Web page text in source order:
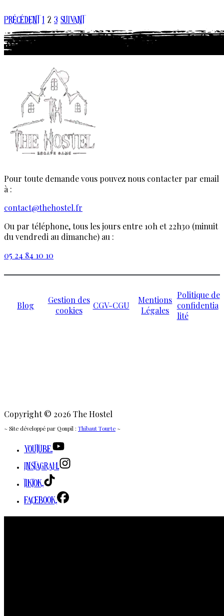
En Savoir Plus
Pagination
des
publications
Précédent 1 2 3 Suivant
Pour toute demande vous pouvez nous contacter par email
à :
contact@thehostel.fr
Ou par téléphone, tous les jours entre 10h et 22h30 (minuit
du vendredi au dimanche) au :
05 24 84 10 10
Blog
Gestion des
cookies
CGV-CGU
Mentions
Légales
Politique de
confidentia
lité
Copyright © 2026 The Hostel
~ Site développé par Qonpil : Thibaut Tourte ~
Youtube.
Instagram.
TikTok.
Facebook.